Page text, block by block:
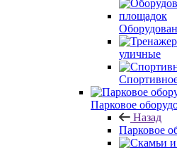
уличные
Парковое
Назад
Парковое